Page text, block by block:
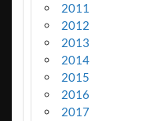
2011
2012
2013
2014
2015
2016
2017